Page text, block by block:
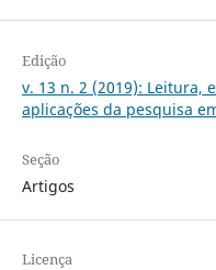
Edição
v. 13 n. 2 (2019): Leitura,
aplicações da pesquisa
Seção
Artigos
Licença